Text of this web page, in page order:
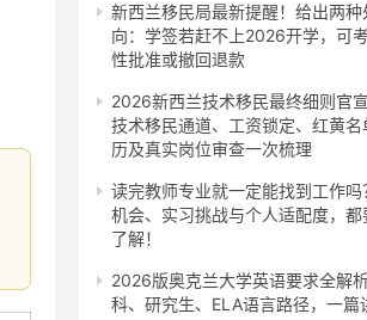
新西兰移民局最新提醒！给出两种
向：学签若赶不上2026开学，可
性批准或撤回退款
2026新西兰技术移民最终细则官
技术移民通道、工资锁定、红黄名
历及真实岗位审查一次梳理
读完教师专业就一定能找到工作吗
机会、实习挑战与个人适配度，都
了解！
2026版奥克兰大学英语要求全解
科、研究生、ELA语言路径，一篇